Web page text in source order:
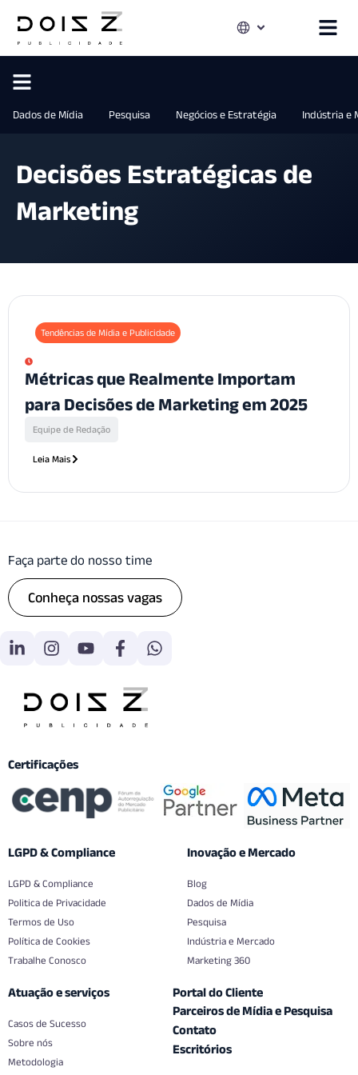
Dados de Mídia Pesquisa Negócios e Estratégia Indústria e
Decisões Estratégicas de
Marketing
Tendências de Mídia e Publicidade
Métricas que Realmente Importam
para Decisões de Marketing em 2025
Equipe de Redação
Leia Mais
Faça parte do nosso time
Conheça nossas vagas
Certificações
LGPD & Compliance
LGPD & Compliance
Politica de Privacidade
Termos de Uso
Política de Cookies
Trabalhe Conosco
Inovação e Mercado
Blog
Dados de Mídia
Pesquisa
Indústria e Mercado
Marketing 360
Atuação e serviços
Casos de Sucesso
Sobre nós
Metodologia
Portal do Cliente
Parceiros de Mídia e Pesquisa
Contato
Escritórios